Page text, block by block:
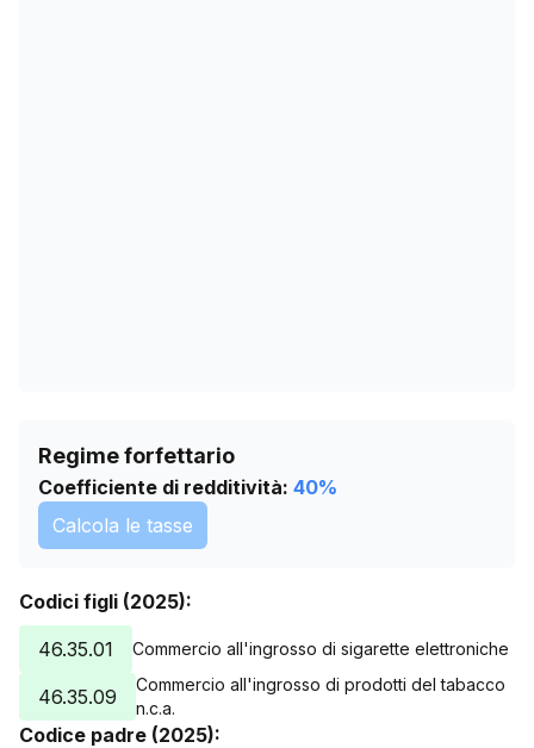
Regime forfettario
Coefficiente di redditività: 40%
Calcola le tasse
Codici figli (2025):
46.35.01
Commercio all'ingrosso di sigarette elettroniche
46.35.09
Commercio all'ingrosso di prodotti del tabacco
n.c.a.
Codice padre (2025):